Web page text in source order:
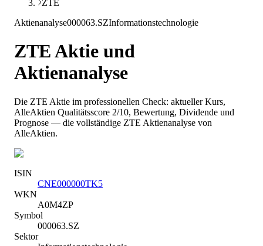
ZTE
Aktienanalyse000063.SZInformationstechnologie
ZTEAktie und
Aktienanalyse
Die ZTE Aktie im professionellen Check: aktueller Kurs,
AlleAktien Qualitätsscore 2/10, Bewertung, Dividende und
Prognose — die vollständige ZTE Aktienanalyse von
AlleAktien.
ISIN
CNE000000TK5
WKN
A0M4ZP
Symbol
000063.SZ
Sektor